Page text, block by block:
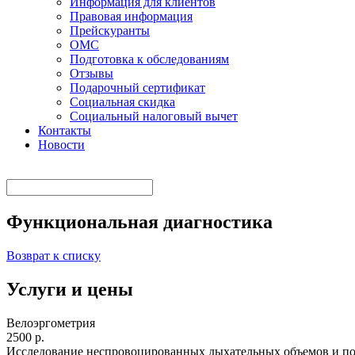
Правовая информация
Прейскуранты
ОМС
Подготовка к обследованиям
Отзывы
Подарочный сертификат
Социальная скидка
Социальный налоговый вычет
Контакты
Новости
Функциональная диагностика
Возврат к списку
Услуги и цены
Велоэргометрия
2500 р.
Исследование неспровоцированных дыхательных объемов и